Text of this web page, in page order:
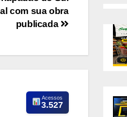
com sua obra
publicada
Acessos
3.527